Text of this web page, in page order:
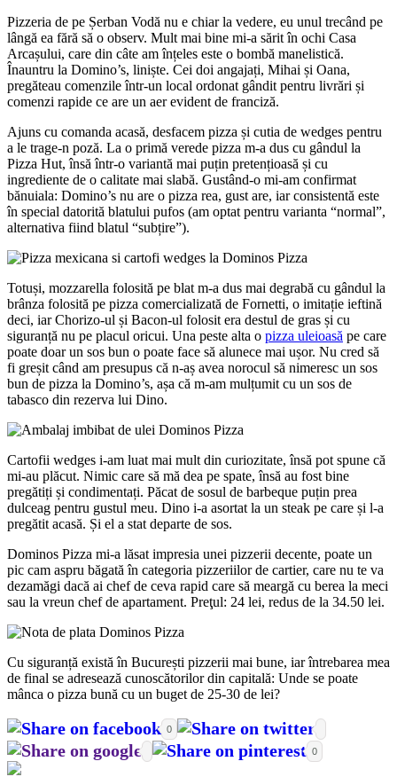
Pizzeria de pe Șerban Vodă nu e chiar la vedere, eu unul trecând pe
lângă ea fără să o observ. Mult mai bine mi-a sărit în ochi Casa
Arcașului, care din câte am înțeles este o bombă manelistică.
Înauntru la Domino’s, liniște. Cei doi angajați, Mihai și Oana,
pregăteau comenzile într-un local ordonat gândit pentru livrări și
comenzi rapide ce are un aer evident de franciză.
Ajuns cu comanda acasă, desfacem pizza și cutia de wedges pentru
a le trage-n poză. La o primă verede pizza m-a dus cu gândul la
Pizza Hut, însă într-o variantă mai puțin pretențioasă și cu
ingrediente de o calitate mai slabă. Gustând-o mi-am confirmat
bănuiala: Domino’s nu are o pizza rea, gust are, iar consistentă este
în special datorită blatului pufos (am optat pentru varianta “normal”,
alternativa fiind blatul “subțire”).
Totuși, mozzarella folosită pe blat m-a dus mai degrabă cu gândul la
brânza folosită pe pizza comercializată de Fornetti, o imitație ieftină
deci, iar Chorizo-ul și Bacon-ul folosit era destul de gras și cu
siguranță nu pe placul oricui. Una peste alta o pizza uleioasă pe care
poate doar un sos bun o poate face să alunece mai ușor. Nu cred să
fi greșit când am presupus că n-aș avea norocul să nimeresc un sos
bun de pizza la Domino’s, așa că m-am mulțumit cu un sos de
tabasco din rezerva lui Dino.
Cartofii wedges i-am luat mai mult din curiozitate, însă pot spune că
mi-au plăcut. Nimic care să mă dea pe spate, însă au fost bine
pregătiți și condimentați. Păcat de sosul de barbeque puțin prea
dulceag pentru gustul meu. Dino i-a asortat la un steak pe care și l-a
pregătit acasă. Și el a stat departe de sos.
Dominos Pizza mi-a lăsat impresia unei pizzerii decente, poate un
pic cam aspru băgată în categoria pizzeriilor de cartier, care nu te va
dezamăgi dacă ai chef de ceva rapid care să meargă cu berea la meci
sau la vreun chef de apartament. Preţul: 24 lei, redus de la 34.50 lei.
Cu siguranță există în București pizzerii mai bune, iar întrebarea mea
de final se adresează cunoscătorilor din capitală: Unde se poate
mânca o pizza bună cu un buget de 25-30 de lei?
0
0